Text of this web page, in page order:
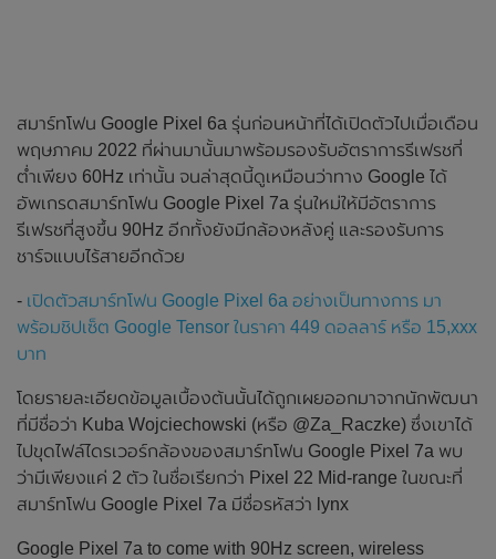
สมาร์ทโฟน Google Pixel 6a รุ่นก่อนหน้าที่ได้เปิดตัวไปเมื่อเดือน
พฤษภาคม 2022 ที่ผ่านมานั้นมาพร้อมรองรับอัตราการรีเฟรชที่
ต่ำเพียง 60Hz เท่านั้น จนล่าสุดนี้ดูเหมือนว่าทาง Google ได้
อัพเกรดสมาร์ทโฟน Google Pixel 7a รุ่นใหม่ให้มีอัตราการ
รีเฟรชที่สูงขึ้น 90Hz อีกทั้งยังมีกล้องหลังคู่ และรองรับการ
ชาร์จแบบไร้สายอีกด้วย
- เปิดตัวสมาร์ทโฟน Google Pixel 6a อย่างเป็นทางการ มา
พร้อมชิปเซ็ต Google Tensor ในราคา 449 ดอลลาร์ หรือ 15,xxx
บาท
โดยรายละเอียดข้อมูลเบื้องต้นนั้นได้ถูกเผยออกมาจากนักพัฒนา
ที่มีชื่อว่า Kuba Wojciechowski (หรือ @Za_Raczke) ซึ่งเขาได้
ไปขุดไฟล์ไดรเวอร์กล้องของสมาร์ทโฟน Google Pixel 7a พบ
ว่ามีเพียงแค่ 2 ตัว ในชื่อเรียกว่า Pixel 22 Mid-range ในขณะที่
สมาร์ทโฟน Google Pixel 7a มีชื่อรหัสว่า lynx
Google Pixel 7a to come with 90Hz screen, wireless